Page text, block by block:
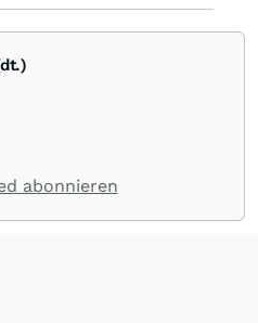
abonnieren